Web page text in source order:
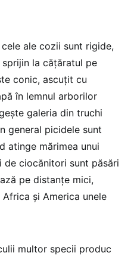
ale cozii sunt rigide,
la căţăratul pe
conic, ascuţit cu
în lemnul arborilor
galeria din truchi
general picidele sunt
atinge mărimea unui
de ciocănitori sunt păsări
pe distanţe mici,
şi America unele
multor specii produc